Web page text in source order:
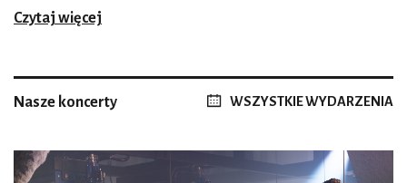
Paula Preussera, Nikolet Burzyńskiej, Miłosza Wośki,
Wraz z wybitnym jazzmanem Waynem Shorterem oraz
Festival, wykonującThe Unfolding– utwór specjalnie
napisany przez artystę na tę okazję. Kwintet
Czytaj więcej
Nasze koncerty WSZYSTKIE WYDARZENIA